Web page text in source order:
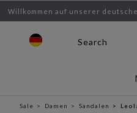
Willkommen auf unserer
Search
Sale Damen Sandalen